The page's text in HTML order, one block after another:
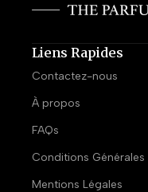
Liens Rapides
Contactez-nous
À propos
FAQs
Conditions Générales
Mentions Légales